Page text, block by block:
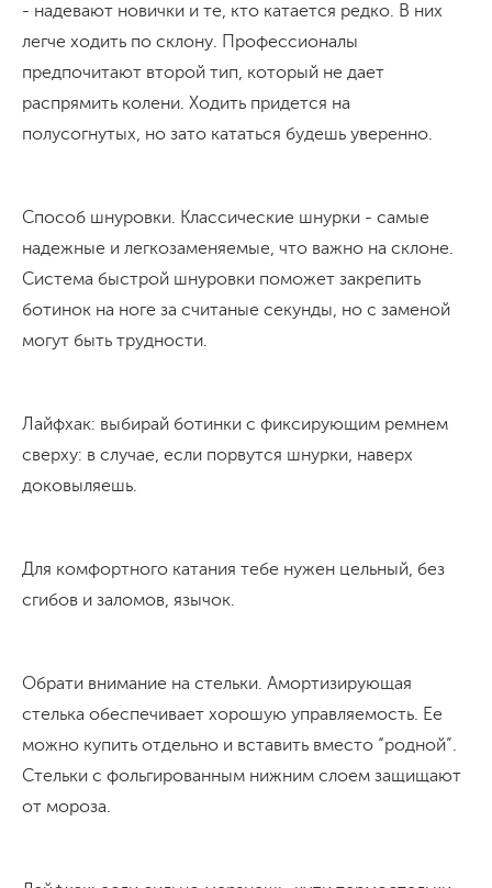
- надевают новички и те, кто катается редко. В них
легче ходить по склону. Профессионалы
предпочитают второй тип, который не дает
распрямить колени. Ходить придется на
полусогнутых, но зато кататься будешь уверенно.
Способ шнуровки. Классические шнурки - самые
надежные и легкозаменяемые, что важно на склоне.
Система быстрой шнуровки поможет закрепить
ботинок на ноге за считаные секунды, но с заменой
могут быть трудности.
Лайфхак: выбирай ботинки с фиксирующим ремнем
сверху: в случае, если порвутся шнурки, наверх
доковыляешь.
Для комфортного катания тебе нужен цельный, без
сгибов и заломов, язычок.
Обрати внимание на стельки. Амортизирующая
стелька обеспечивает хорошую управляемость. Ее
можно купить отдельно и вставить вместо “родной”.
Стельки с фольгированным нижним слоем защищают
от мороза.